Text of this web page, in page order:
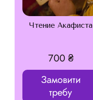
Чтение Акафиста
700 ₴
Замовити
требу